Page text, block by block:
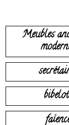
Meubles